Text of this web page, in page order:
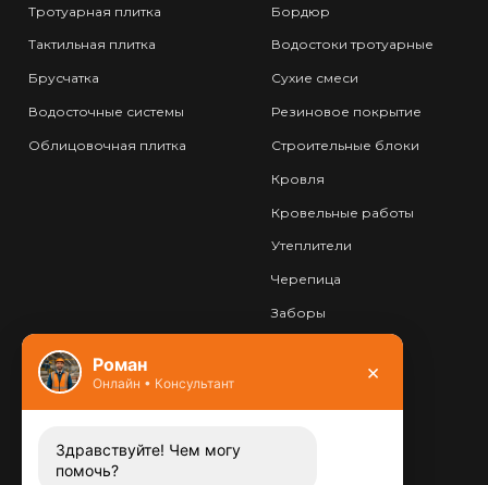
Тротуарная плитка
Тактильная плитка
Брусчатка
Водосточные системы
Облицовочная плитка
Бордюр
Водостоки тротуарные
Сухие смеси
Резиновое покрытие
Строительные блоки
Кровля
Кровельные работы
Утеплители
Черепица
Заборы
Контакты
Заказать звонок
Роман
Онлайн • Консультант ×
Здравствуйте! Чем могу
помочь?